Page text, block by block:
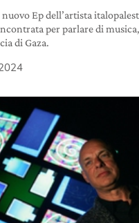
Ep dell’artista
per parlare di
di Gaza.